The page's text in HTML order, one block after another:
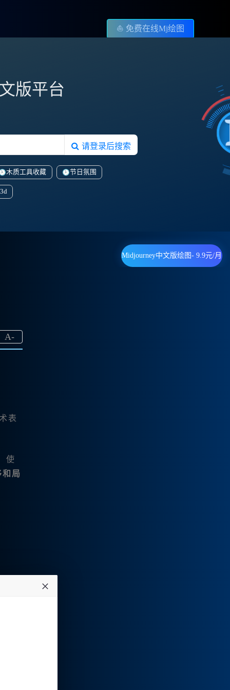
⛵️ 免费在线Mj绘图
版平台
请登录后搜索
木质工具收藏 节日氛围
3d
Midjourney中文版绘图- 9.9元/月
A-
表
使
局